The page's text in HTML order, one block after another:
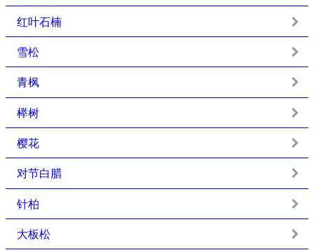
红叶石楠
雪松
青枫
榉树
樱花
对节白腊
针柏
大板松